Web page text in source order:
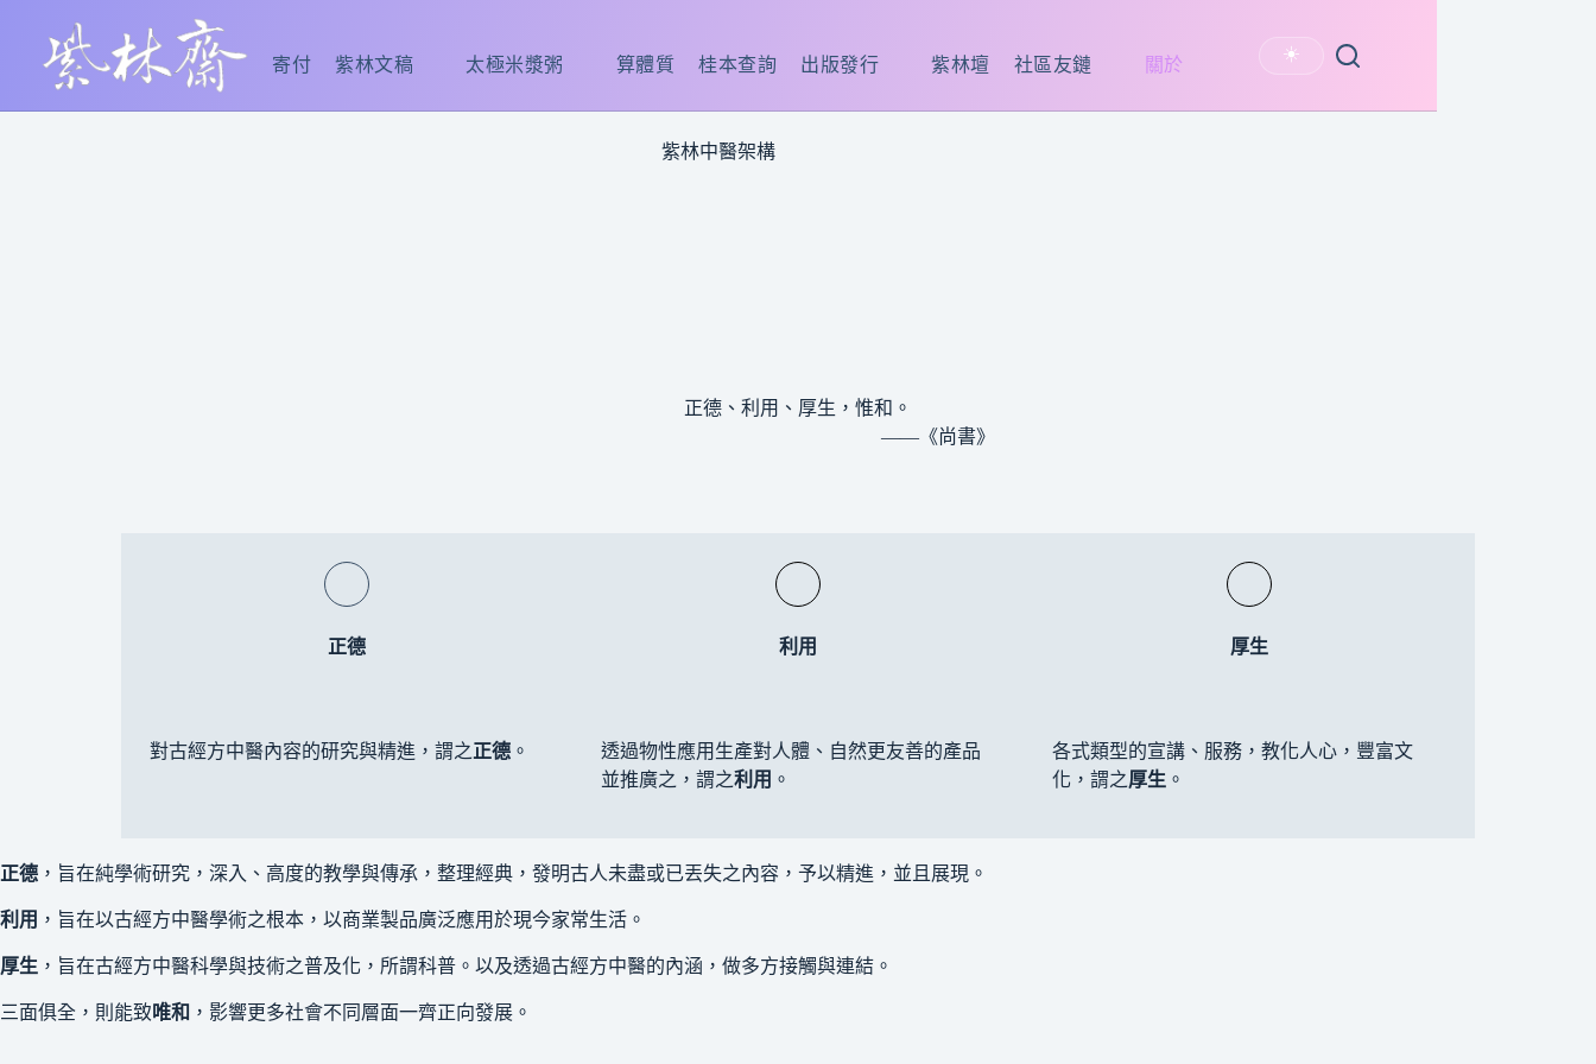
寄付 紫林文稿 太極米漿粥 算體質 桂本查詢 出版發行 紫林壇 社區友鏈 關於
☀️
紫林中醫架構
正德、利用、厚生，惟和。
——《尚書》
正德
對古經方中醫內容的研究與精進，謂之正德 。
利用
透過物性應用生產對人體、自然更友善的產品
並推廣之，謂之利用 。
厚生
各式類型的宣講、服務，教化人心，豐富文
化，謂之厚生 。
正德 ，旨在純學術研究，深入、高度的教學與傳承，整理經典，發明古人未盡或已丟失之內容，予以精進，並且展現。
利用 ，旨在以古經方中醫學術之根本，以商業製品廣泛應用於現今家常生活。
厚生 ，旨在古經方中醫科學與技術之普及化，所謂科普。以及透過古經方中醫的內涵，做多方接觸與連結。
三面俱全，則能致 唯和 ，影響更多社會不同層面一齊正向發展。